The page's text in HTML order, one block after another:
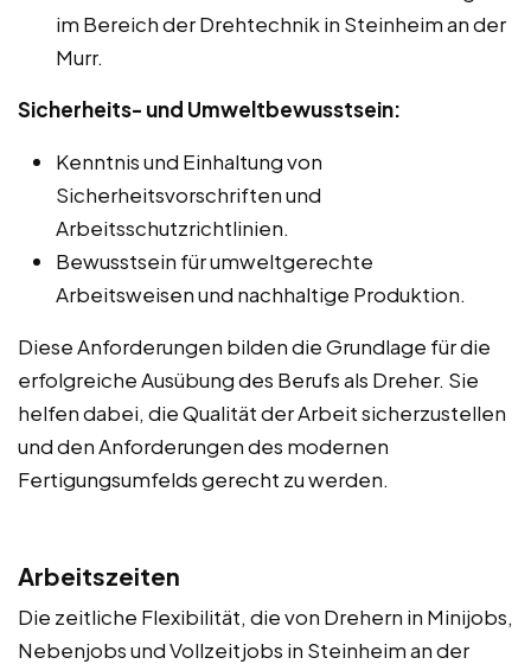
im Bereich der Drehtechnik in Steinheim an der
Murr.
Sicherheits- und Umweltbewusstsein:
Kenntnis und Einhaltung von
Sicherheitsvorschriften und
Arbeitsschutzrichtlinien.
Bewusstsein für umweltgerechte
Arbeitsweisen und nachhaltige Produktion.
Diese Anforderungen bilden die Grundlage für die
erfolgreiche Ausübung des Berufs als Dreher. Sie
helfen dabei, die Qualität der Arbeit sicherzustellen
und den Anforderungen des modernen
Fertigungsumfelds gerecht zu werden.
Arbeitszeiten
Die zeitliche Flexibilität, die von Drehern in Minijobs,
Nebenjobs und Vollzeitjobs in Steinheim an der